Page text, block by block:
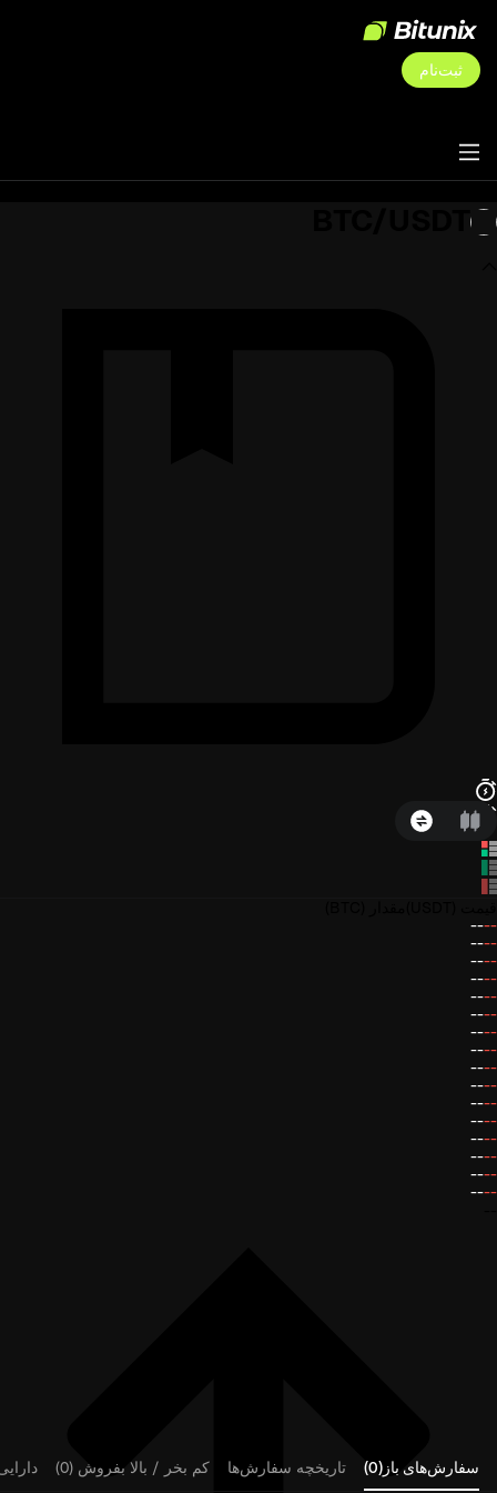
ثبت‌نام
--
--
--
--
--
--
--
--
--
--
--
--
--
--
--
--
--
--
--
--
--
--
--
--
--
--
--
--
--
--
--
--
سفارش‌های باز(0) تاریخچه سفارش‌ها کم بخر / بالا بفروش (0)